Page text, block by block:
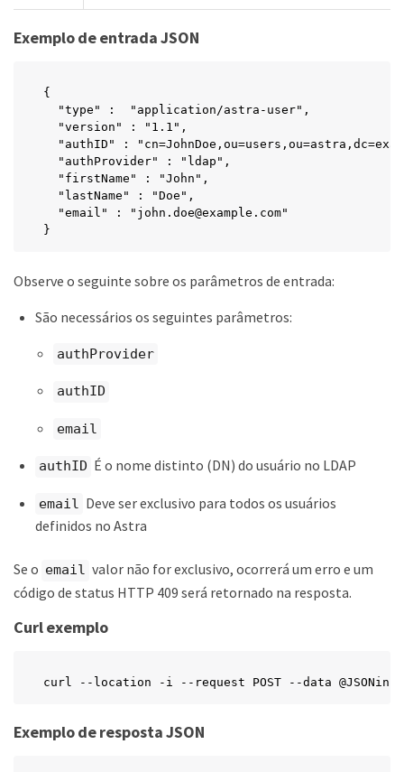
Exemplo de entrada JSON
{
  "type" :  "application/astra-user",
  "version" : "1.1",
"authID" :
  "authProvider" : "ldap",
  "firstName" : "John",
  "lastName" : "Doe",
  "email" : "john.doe@example.com"
}
Observe o seguinte sobre os parâmetros de entrada:
São necessários os seguintes parâmetros:
authProvider
authID
email
authID É o nome distinto (DN) do usuário no LDAP
email Deve ser exclusivo para todos os usuários
definidos no Astra
Se o email valor não for exclusivo, ocorrerá um erro e um
código de status HTTP 409 será retornado na resposta.
Curl exemplo
curl --location -i --request POST --data
Exemplo de resposta JSON